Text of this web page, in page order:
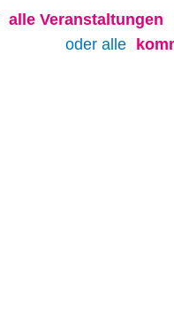
alle Veranstaltungen
oder alle